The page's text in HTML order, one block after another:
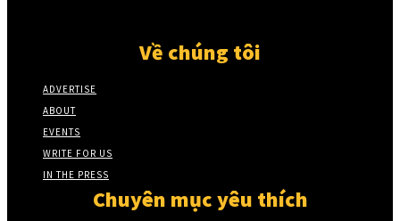
Về chúng tôi
ADVERTISE
ABOUT
EVENTS
WRITE FOR US
IN THE PRESS
Chuyên mục yêu thích